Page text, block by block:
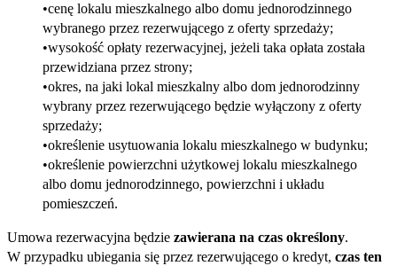
cenę lokalu mieszkalnego albo domu jednorodzinnego
wybranego przez rezerwującego z oferty sprzedaży;
wysokość opłaty rezerwacyjnej, jeżeli taka opłata została
przewidziana przez strony;
okres, na jaki lokal mieszkalny albo dom jednorodzinny
wybrany przez rezerwującego będzie wyłączony z oferty
sprzedaży;
określenie usytuowania lokalu mieszkalnego w budynku;
określenie powierzchni użytkowej lokalu mieszkalnego
albo domu jednorodzinnego, powierzchni i układu
pomieszczeń.
Umowa rezerwacyjna będzie zawierana na czas określony.
W przypadku ubiegania się przez rezerwującego o kredyt, czas ten